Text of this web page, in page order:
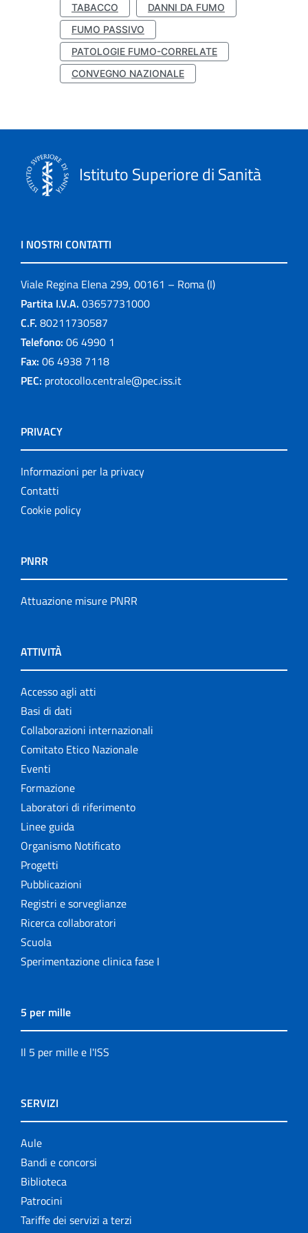
TABACCO
DANNI DA FUMO
FUMO PASSIVO
PATOLOGIE FUMO-CORRELATE
CONVEGNO NAZIONALE
Istituto Superiore di Sanità
I NOSTRI CONTATTI
Viale Regina Elena 299, 00161 – Roma (I)
Partita I.V.A. 03657731000
C.F. 80211730587
Telefono: 06 4990 1
Fax: 06 4938 7118
PEC: protocollo.centrale@pec.iss.it
PRIVACY
Informazioni per la privacy
Contatti
Cookie policy
PNRR
Attuazione misure PNRR
ATTIVITÀ
Accesso agli atti
Basi di dati
Collaborazioni internazionali
Comitato Etico Nazionale
Eventi
Formazione
Laboratori di riferimento
Linee guida
Organismo Notificato
Progetti
Pubblicazioni
Registri e sorveglianze
Ricerca collaboratori
Scuola
Sperimentazione clinica fase I
5 per mille
Il 5 per mille e l'ISS
SERVIZI
Aule
Bandi e concorsi
Biblioteca
Patrocini
Tariffe dei servizi a terzi